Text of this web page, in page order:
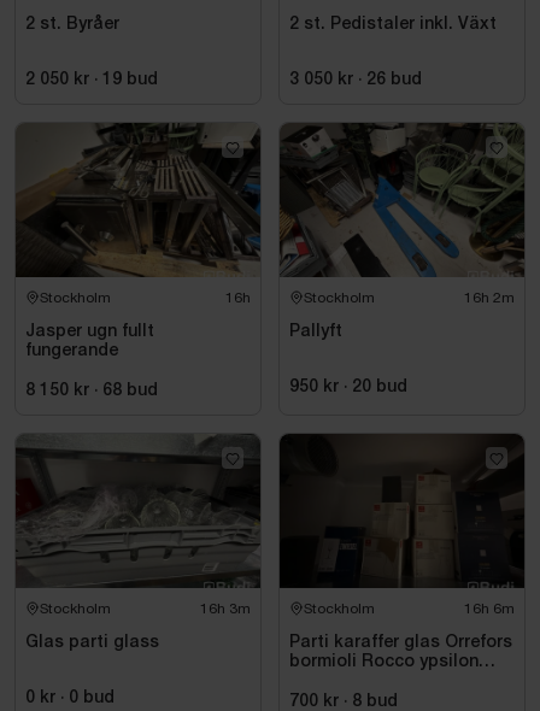
2 st. Byråer
2 050 kr · 19 bud
2 st. Pedistaler inkl. Växt
3 050 kr · 26 bud
Stockholm 16h
Jasper ugn fullt
fungerande
8 150 kr · 68 bud
Stockholm 16h 2m
Pallyft
950 kr · 20 bud
Stockholm 16h 3m
Glas parti glass
0 kr · 0 bud
Stockholm 16h 6m
Parti karaffer glas Orrefors
bormioli Rocco ypsilon
700 kr · 8 bud